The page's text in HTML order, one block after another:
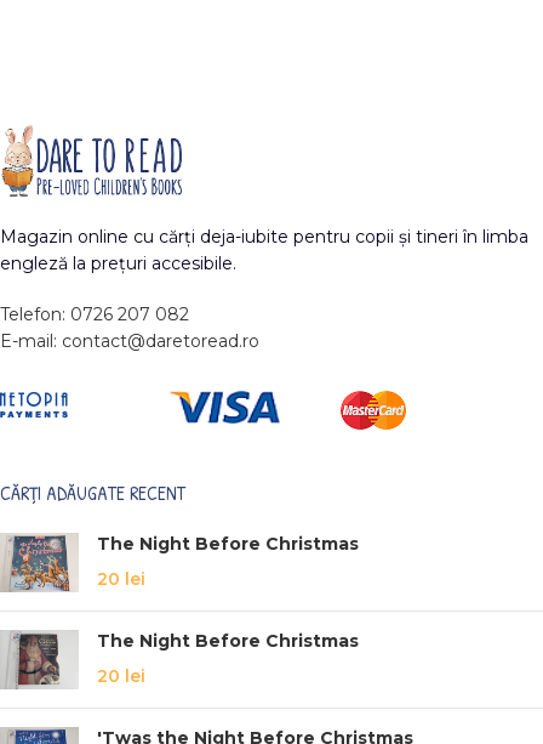
Magazin online cu cărți deja-iubite pentru copii și tineri în limba
engleză la prețuri accesibile.
Telefon: 0726 207 082
E-mail: contact@daretoread.ro
CĂRȚI ADĂUGATE RECENT
The Night Before Christmas
20 lei
The Night Before Christmas
20 lei
'Twas the Night Before Christmas